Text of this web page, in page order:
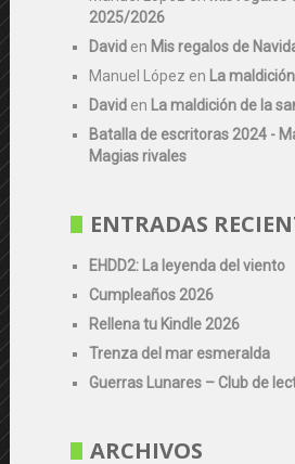
2025/2026
David en Mis regalos de
Manuel López en La
David en La maldición de la
Batalla de escritoras 2024 -
Magias rivales
ENTRADAS
EHDD2: La leyenda del viento
Cumpleaños 2026
Rellena tu Kindle 2026
Trenza del mar esmeralda
Guerras Lunares – Club de
ARCHIVOS